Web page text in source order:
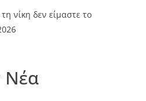
νίκη δεν είμαστε το
Νέα